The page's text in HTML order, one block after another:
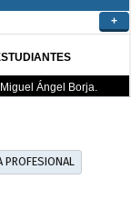
PROFESIONAL